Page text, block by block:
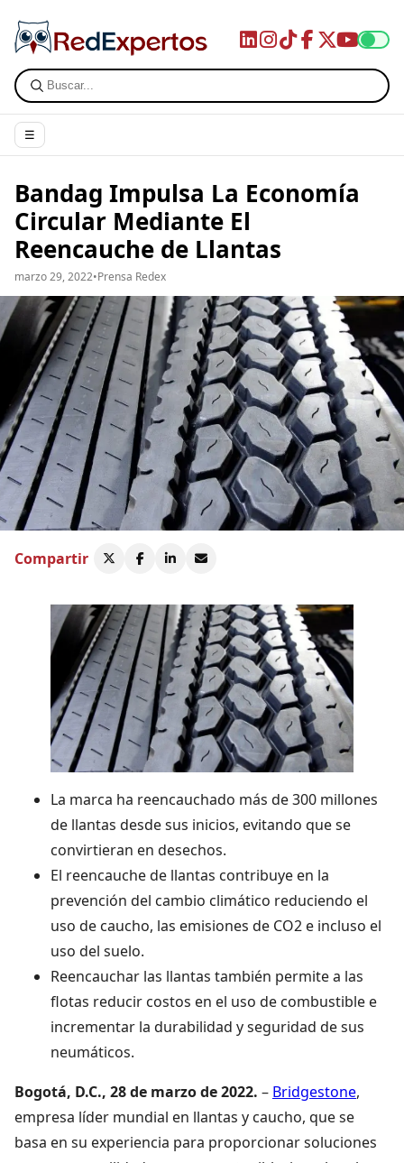
☰
Bandag Impulsa La Economía
Circular Mediante El
Reencauche de Llantas
marzo 29, 2022•Prensa Redex
Compartir
La marca ha reencauchado más de 300 millones
de llantas desde sus inicios, evitando que se
convirtieran en desechos.
El reencauche de llantas contribuye en la
prevención del cambio climático reduciendo el
uso de caucho, las emisiones de CO2 e incluso el
uso del suelo.
Reencauchar las llantas también permite a las
flotas reducir costos en el uso de combustible e
incrementar la durabilidad y seguridad de sus
neumáticos.
Bogotá, D.C., 28 de marzo de 2022. – Bridgestone,
empresa líder mundial en llantas y caucho, que se
basa en su experiencia para proporcionar soluciones